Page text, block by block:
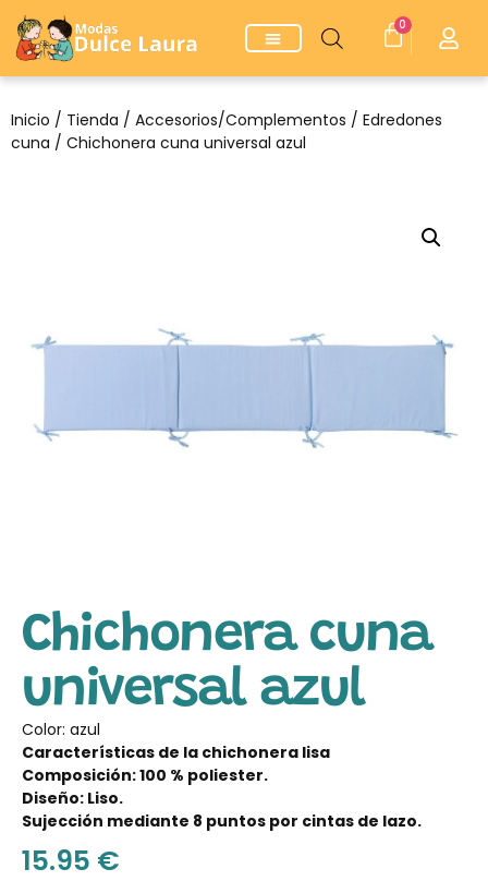
0
Inicio / Tienda / Accesorios/Complementos / Edredones
cuna / Chichonera cuna universal azul
Chichonera cuna
universal azul
Color: azul
Características de la chichonera lisa
Composición: 100 % poliester.
Diseño: Liso.
Sujección mediante 8 puntos por cintas de lazo.
15.95 €